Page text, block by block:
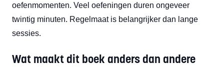
oefenmomenten. Veel oefeningen duren ongeveer
twintig minuten. Regelmaat is belangrijker dan lange
sessies.
Wat maakt dit boek anders dan andere